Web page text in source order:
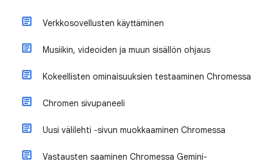
Verkkosovellusten käyttäminen
Musiikin, videoiden ja muun sisällön ohjaus
Kokeellisten ominaisuuksien testaaminen Chromessa
Chromen sivupaneeli
Uusi välilehti ‐sivun muokkaaminen Chromessa
Vastausten saaminen Chromessa Gemini-